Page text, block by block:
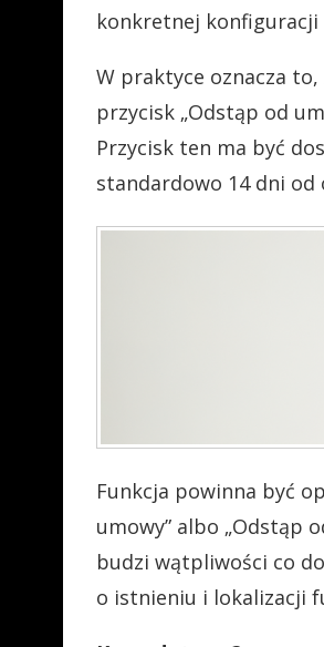
konkretnej konfiguracji
W praktyce oznacza
przycisk „Odstąp od
Przycisk ten ma być
standardowo 14 dni
Funkcja powinna być
umowy” albo „Odstąp
budzi wątpliwości co
o istnieniu i lokalizacji